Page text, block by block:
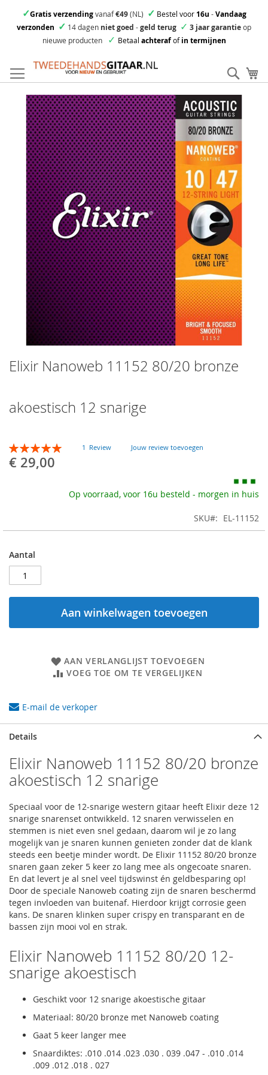
✓Gratis verzendingvanaf€49(NL) ✓ Bestel voor16u -Vandaag
verzonden ✓ 14 dagen niet goed -geld terug ✓ 3 jaar garantieop
nieuwe producten
✓ Betaal achterafofin termijnen
direct
door
naar
inhoud
Elixir Nanoweb 11152 80/20 bronze
akoestisch 12 snarige
Beoordeling:
100
% of100
1 Review Jouw review toevoegen
€ 29,00
Op voorraad, voor 16u besteld - morgen in huis
SKU EL-11152
Aantal
Aan winkelwagen toevoegen
AAN VERLANGLIJST TOEVOEGEN
VOEG TOE OM TE VERGELIJKEN
E-mail de verkoper
images
gallery
to
the
the
Details
Elixir Nanoweb 11152 80/20 bronze
akoestisch 12 snarige
Speciaal voor de 12-snarige western gitaar heeft Elixir deze 12
snarige snarenset ontwikkeld. 12 snaren verwisselen en
stemmen is niet even snel gedaan, daarom wil je zo lang
mogelijk van je snaren kunnen genieten zonder dat de klank
steeds een beetje minder wordt. De Elixir 11152 80/20 bronze
snaren gaan zeker 5 keer zo lang mee als ongecoate snaren.
En dat levert je al snel veel tijdswinst én geldbesparing op!
Door de speciale Nanoweb coating zijn de snaren beschermd
tegen invloeden van buitenaf. Hierdoor krijgt corrosie geen
kans. De snaren klinken super crispy en transparant en de
bassen zijn mooi vol en strak.
Elixir Nanoweb 11152 80/20 12-
snarige akoestisch
Geschikt voor 12 snarige akoestische gitaar
Materiaal: 80/20 bronze met Nanoweb coating
Gaat 5 keer langer mee
Snaardiktes: .010 .014 .023 .030 . 039 .047 - .010 .014
.009 .012 .018 . 027